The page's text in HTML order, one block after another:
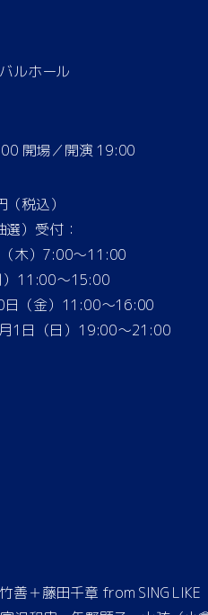
ルホール
開場／開演 19:00
税込）
）受付：
（木）7:00～11:00
）11:00～15:00
日（金）11:00～16:00
月1日（日）19:00～21:00
善＋藤田千章 from SING LIKE